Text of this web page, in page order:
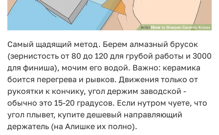
Самый щадящий метод. Берем алмазный брусок
(зернистость от 80 до 120 для грубой работы и 3000
для финиша), мочим его водой. Важно: керамика
боится перегрева и рывков. Движения только от
рукоятки к кончику, угол держим заводской -
обычно это 15-20 градусов. Если нутром чуете, что
угол плывет, купите дешевый направляющий
держатель (на Алишке их полно).